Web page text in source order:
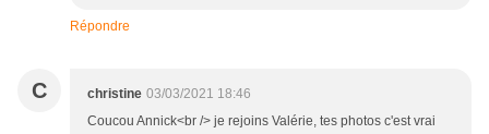
Répondre
C christine 03/03/2021 18:46
Coucou Annick<br /> je rejoins Valérie, tes photos c'est vrai